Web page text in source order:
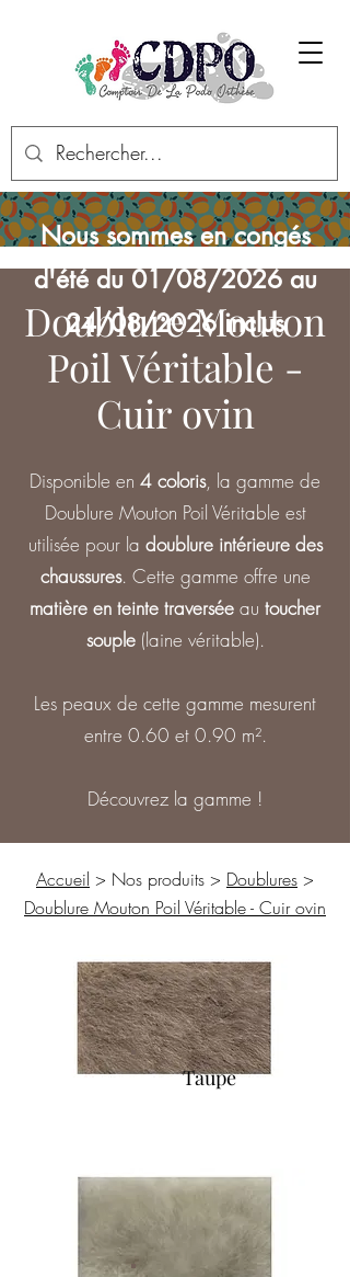
Nous sommes en congés
d'été du 01/08/2026 au
24/08/2026 inclus
Doublure Mouton
Poil Véritable -
Cuir ovin
Disponible en 4 coloris, la gamme de
Doublure Mouton Poil Véritable est
utilisée pour la doublure intérieure des
chaussures. Cette gamme offre une
matière en teinte traversée au toucher
souple (laine véritable).
Les peaux de cette gamme mesurent
entre 0.60 et 0.90 m².
Découvrez la gamme !
Accueil > Nos produits > Doublures >
Doublure Mouton Poil Véritable - Cuir ovin
Taupe